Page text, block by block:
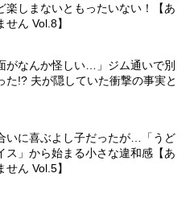
楽しまないともったいない！【あ
ん Vol.8】
がなんか怪しい…」ジム通いで別
た!? 夫が隠していた衝撃の事実と
いに喜ぶよし子だったが…「うど
ス」から始まる小さな違和感【あ
ん Vol.5】